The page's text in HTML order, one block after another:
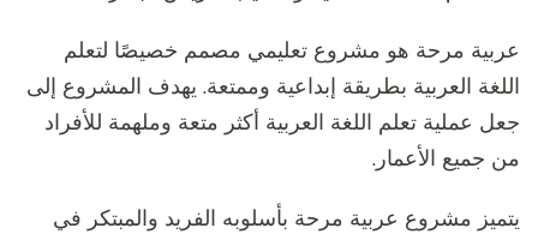
عربية مرحة هو مشروع تعليمي مصمم خصيصًا لتعلم
اللغة العربية بطريقة إبداعية وممتعة. يهدف المشروع إلى
جعل عملية تعلم اللغة العربية أكثر متعة وملهمة للأفراد
من جميع الأعمار.
يتميز مشروع عربية مرحة بأسلوبه الفريد والمبتكر في